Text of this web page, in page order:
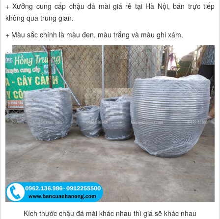
+ Xưởng cung cấp chậu đá mài giá rẻ tại Hà Nội, bán trực tiếp
không qua trung gian.
+ Màu sắc chính là màu đen, màu trắng và màu ghi xám.
Kích thước chậu đá mài khác nhau thì giá sẽ khác nhau